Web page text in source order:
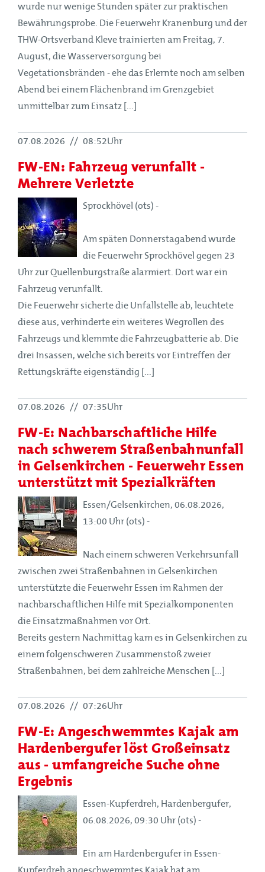
wurde nur wenige Stunden später zur praktischen
Bewährungsprobe. Die Feuerwehr Kranenburg und der
THW-Ortsverband Kleve trainierten am Freitag, 7.
August, die Wasserversorgung bei
Vegetationsbränden - ehe das Erlernte noch am selben
Abend bei einem Flächenbrand im Grenzgebiet
unmittelbar zum Einsatz [...]
07.08.2026 // 08:52Uhr
FW-EN: Fahrzeug verunfallt -
Mehrere Verletzte
Sprockhövel (ots) -
Am späten Donnerstagabend wurde
die Feuerwehr Sprockhövel gegen 23
Uhr zur Quellenburgstraße alarmiert. Dort war ein
Fahrzeug verunfallt.
Die Feuerwehr sicherte die Unfallstelle ab, leuchtete
diese aus, verhinderte ein weiteres Wegrollen des
Fahrzeugs und klemmte die Fahrzeugbatterie ab. Die
drei Insassen, welche sich bereits vor Eintreffen der
Rettungskräfte eigenständig [...]
07.08.2026 // 07:35Uhr
FW-E: Nachbarschaftliche Hilfe
nach schwerem Straßenbahnunfall
in Gelsenkirchen - Feuerwehr Essen
unterstützt mit Spezialkräften
Essen/Gelsenkirchen, 06.08.2026,
13:00 Uhr (ots) -
Nach einem schweren Verkehrsunfall
zwischen zwei Straßenbahnen in Gelsenkirchen
unterstützte die Feuerwehr Essen im Rahmen der
nachbarschaftlichen Hilfe mit Spezialkomponenten
die Einsatzmaßnahmen vor Ort.
Bereits gestern Nachmittag kam es in Gelsenkirchen zu
einem folgenschweren Zusammenstoß zweier
Straßenbahnen, bei dem zahlreiche Menschen [...]
07.08.2026 // 07:26Uhr
FW-E: Angeschwemmtes Kajak am
Hardenbergufer löst Großeinsatz
aus - umfangreiche Suche ohne
Ergebnis
Essen-Kupferdreh, Hardenbergufer,
06.08.2026, 09:30 Uhr (ots) -
Ein am Hardenbergufer in Essen-